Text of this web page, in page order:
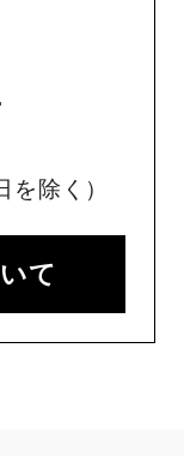
を除く）
て